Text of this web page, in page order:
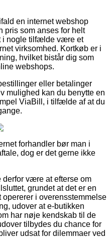
en internet webshop
pris som anses for helt
i nogle tilfælde være et
virksomhed. Kortkøb er i
hvilket bistår dig som
webshops.
eller betalinger
mulighed kan du benytte en
ViaBill, i tilfælde af at du
forhandler bør man i
dog er det gerne ikke
være at efterse om
grundet at det er en
i overensstemmelse
udover at e-butikken
har nøje kendskab til de
tilbydes du chance for
udsat for dilemmaer ved